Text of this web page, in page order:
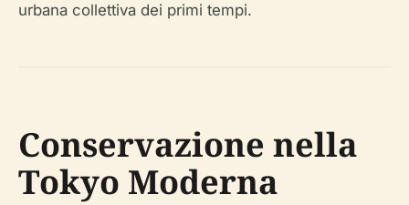
urbana collettiva dei primi tempi.
Conservazione nella
Tokyo Moderna